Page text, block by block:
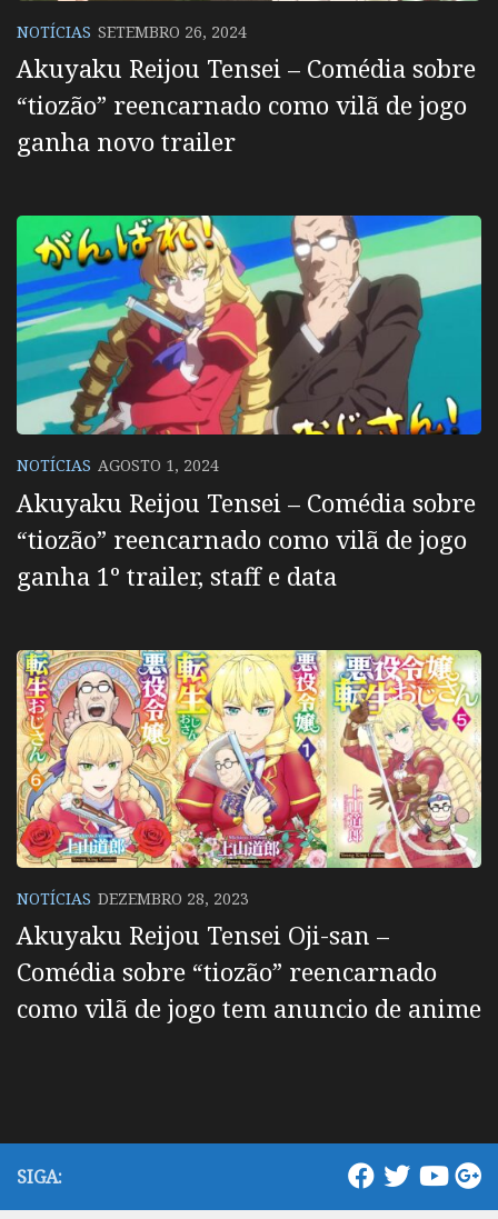
NOTÍCIAS SETEMBRO 26, 2024
Akuyaku Reijou Tensei – Comédia sobre
“tiozão” reencarnado como vilã de jogo
ganha novo trailer
NOTÍCIAS AGOSTO 1, 2024
Akuyaku Reijou Tensei – Comédia sobre
“tiozão” reencarnado como vilã de jogo
ganha 1º trailer, staff e data
NOTÍCIAS DEZEMBRO 28, 2023
Akuyaku Reijou Tensei Oji-san –
Comédia sobre “tiozão” reencarnado
como vilã de jogo tem anuncio de anime
SIGA: